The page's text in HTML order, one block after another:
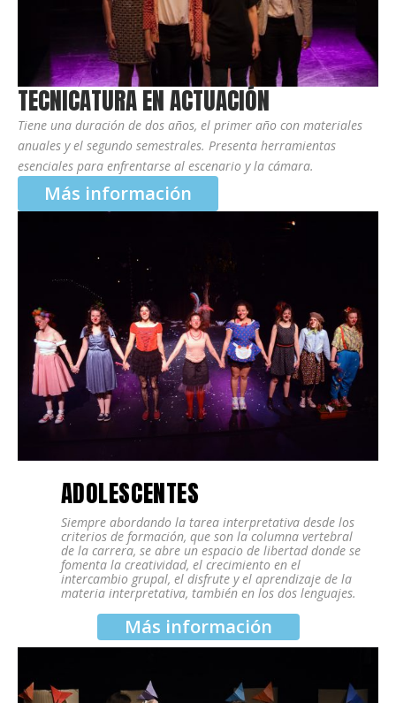
TECNICATURA EN ACTUACIÓN
Tiene una duración de dos años, el primer año con materiales
anuales y el segundo semestrales. Presenta herramientas
esenciales para enfrentarse al escenario y la cámara.
Más información
ADOLESCENTES
Siempre abordando la tarea interpretativa desde los
criterios de formación, que son la columna vertebral
de la carrera, se abre un espacio de libertad donde se
fomenta la creatividad, el crecimiento en el
intercambio grupal, el disfrute y el aprendizaje de la
materia interpretativa, también en los dos lenguajes.
Más información